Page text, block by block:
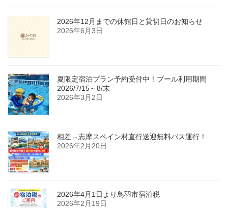
2026年12月までの休館日と貸切日のお知らせ
2026年6月3日
夏限定宿泊プラン予約受付中！プール利用期間
2026/7/15～8/末
2026年3月2日
相差→志摩スペイン村直行送迎無料バス運行！
2026年2月20日
2026年4月1日より鳥羽市宿泊税
2026年2月19日